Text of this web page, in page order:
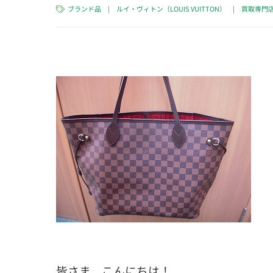
ブランド品 | ルイ・ヴィトン（LOUIS VUITTON） | 買取専門